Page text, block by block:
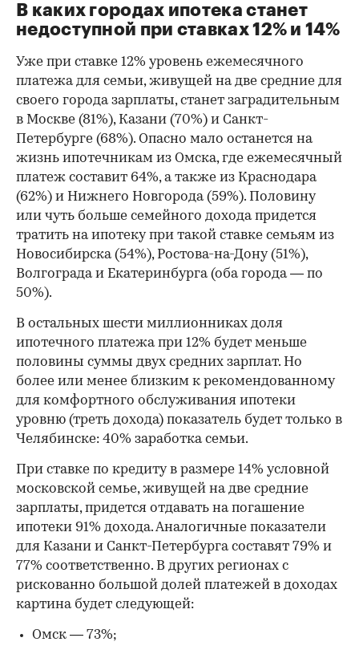
В каких городах ипотека станет
недоступной при ставках 12% и 14%
Уже при ставке 12% уровень ежемесячного
платежа для семьи, живущей на две средние для
своего города зарплаты, станет заградительным
в Москве (81%), Казани (70%) и Санкт-
Петербурге (68%). Опасно мало останется на
жизнь ипотечникам из Омска, где ежемесячный
платеж составит 64%, а также из Краснодара
(62%) и Нижнего Новгорода (59%). Половину
или чуть больше семейного дохода придется
тратить на ипотеку при такой ставке семьям из
Новосибирска (54%), Ростова-на-Дону (51%),
Волгограда и Екатеринбурга (оба города — по
50%).
В остальных шести миллионниках доля
ипотечного платежа при 12% будет меньше
половины суммы двух средних зарплат. Но
более или менее близким к рекомендованному
для комфортного обслуживания ипотеки
уровню (треть дохода) показатель будет только в
Челябинске: 40% заработка семьи.
При ставке по кредиту в размере 14% условной
московской семье, живущей на две средние
зарплаты, придется отдавать на погашение
ипотеки 91% дохода. Аналогичные показатели
для Казани и Санкт-Петербурга составят 79% и
77% соответственно. В других регионах с
рискованно большой долей платежей в доходах
картина будет следующей:
Омск — 73%;